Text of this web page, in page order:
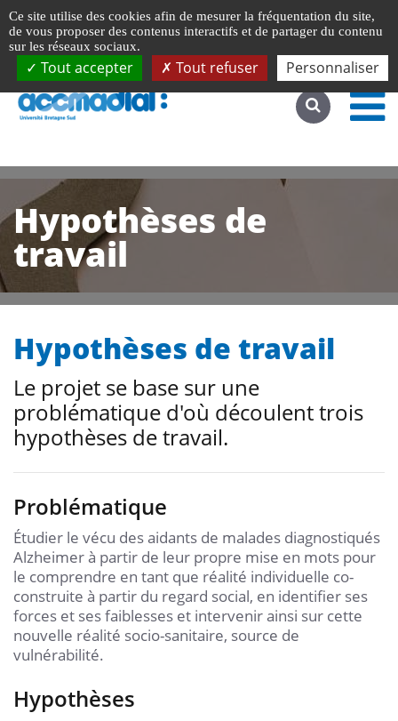
Accéder au site complet
Hypothèses de
travail
Hypothèses de travail
Le projet se base sur une
problématique d'où découlent trois
hypothèses de travail.
Problématique
Étudier le vécu des aidants de malades diagnostiqués
Alzheimer à partir de leur propre mise en mots pour
le comprendre en tant que réalité individuelle co-
construite à partir du regard social, en identifier ses
forces et ses faiblesses et intervenir ainsi sur cette
nouvelle réalité socio-sanitaire, source de
vulnérabilité.
Hypothèses
Ce site utilise des cookies afin de mesurer la fréquentation du site,
de vous proposer des contenus interactifs et de partager du contenu
sur les réseaux sociaux.
Tout accepter Tout refuser Personnaliser